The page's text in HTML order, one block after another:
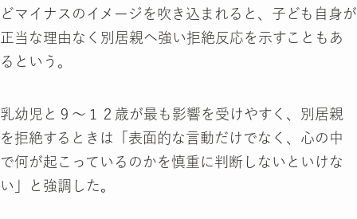
どマイナスのイメージを吹き込まれると、子ども自身が
正当な理由なく別居親へ強い拒絶反応を示すこともあ
るという。
乳幼児と９～１２歳が最も影響を受けやすく、別居親
を拒絶するときは「表面的な言動だけでなく、心の中
で何が起こっているのかを慎重に判断しないといけな
い」と強調した。